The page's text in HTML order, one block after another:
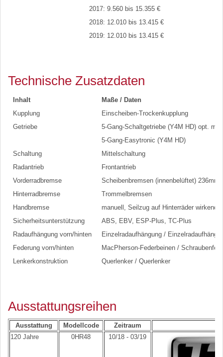
2017: 9.560 bis 15.355 €
2018: 12.010 bis 13.415 €
2019: 12.010 bis 13.415 €
Technische Zusatzdaten
Inhalt
Maße / Daten
Kupplung
Einscheiben-Trockenkupplung
Getriebe
5-Gang-Schaltgetriebe (Y4M HD) opt. mit
5-Gang-Easytronic (Y4M HD)
Schaltung
Mittelschaltung
Radantrieb
Frontantrieb
Vorderradbremse
Scheibenbremsen (innenbelüftet) 236mm
Hinterradbremse
Trommelbremsen
Handbremse
manuell, Seilzug auf Hinterräder wirkend
Sicherheitsunterstützung
ABS, EBV, ESP-Plus, TC-Plus
Radaufhängung vorn/hinten
Einzelradaufhängung /
Federung vorn/hinten
MacPherson-Federbeinen /
Lenkerkonstruktion
Querlenker / Querlenker
Ausstattungsreihen
Ausstattung Modellcode
Zeitraum
120 Jahre
0HR48 10/18 - 03/19